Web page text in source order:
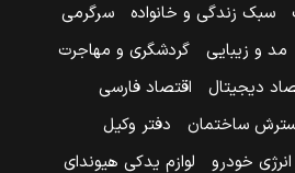
سبک زندگی و خانواده
سرگرمی
مد و زیبایی
گردشگری و مهاجرت
دیجیتال
اقتصاد فارسی
ساختمان
دفتر وکیل
انرژی خودرو لوازم یدکی هیوندای